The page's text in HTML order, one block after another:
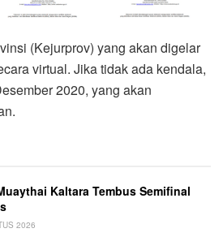
(Kejurprov) yang akan digelar
virtual. Jika tidak ada kendala,
2020, yang akan
Kaltara Tembus Semifinal
2026